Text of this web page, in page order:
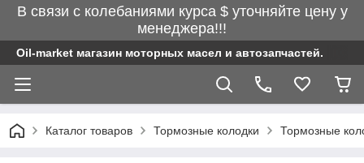
В связи с колебаниями курса $ уточняйте цену у
менеджера!!!
Oil-market магазин моторных масел и автозапчастей.
Каталог товаров Тормозные колодки Тормозные